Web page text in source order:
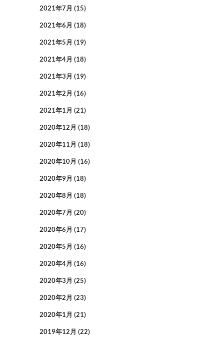
2021年7月 (15)
2021年6月 (18)
2021年5月 (19)
2021年4月 (18)
2021年3月 (19)
2021年2月 (16)
2021年1月 (21)
2020年12月 (18)
2020年11月 (18)
2020年10月 (16)
2020年9月 (18)
2020年8月 (18)
2020年7月 (20)
2020年6月 (17)
2020年5月 (16)
2020年4月 (16)
2020年3月 (25)
2020年2月 (23)
2020年1月 (21)
2019年12月 (22)